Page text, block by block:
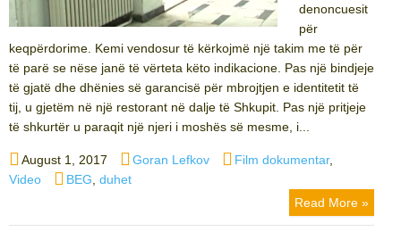
denoncuesit
për
keqpërdorime. Kemi vendosur të kërkojmë një takim me të për
të parë se nëse janë të vërteta këto indikacione. Pas një bindjeje
të gjatë dhe dhënies së garancisë për mbrojtjen e identitetit të
tij, u gjetëm në një restorant në dalje të Shkupit. Pas një pritjeje
të shkurtër u paraqit një njeri i moshës së mesme, i...
Posted
on
August 1, 2017 Author
Goran Lefkov Categories
Film dokumentar,
Video
Tags
BEG duhet
Read More »